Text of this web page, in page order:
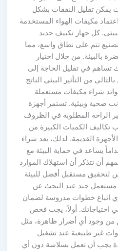
يمكن تقليل النفقات بشكل
مكيفات الهواء المستخدمة
كل جهاز تكييف جديد
تتم على نطاق واسع، مما
بالبيئة. من خلال اختيار
تساهم في تقليل الحاجة إلى
من التأثير البيئي الناتج
شراء مكيفات مستعملة
صحية وبيئية. تستمر أجهزة
الراحة المطلوبة في الظروف
تكاليف الكميات الكبيرة من
القديمة. لذلك، يعد شراء
يساعد في حماية البيئة مع
أن نتذكر أن استهلاك الموارد
مستقبل أفضل للبيئة
مستعمل جيد عند البحث عن
اتباع خطوات مدروسة لضمان
احتياجاتك. أولاً، يجب فحص
من وجود أي أضرار ظاهرة، مثل
غير طبيعية عند تشغيل
يجب أن تعمل بسلاسة دون أي